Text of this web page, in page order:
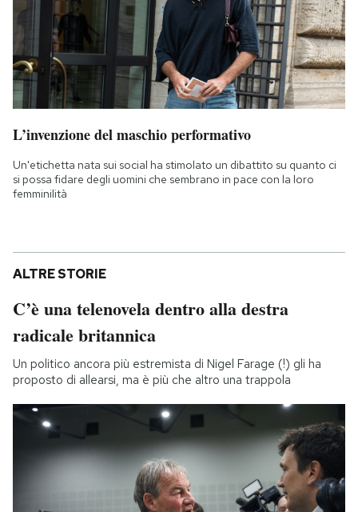
L’invenzione del maschio performativo
Un'etichetta nata sui social ha stimolato un dibattito su quanto ci
si possa fidare degli uomini che sembrano in pace con la loro
femminilità
ALTRE STORIE
C’è una telenovela dentro alla destra
radicale britannica
Un politico ancora più estremista di Nigel Farage (!) gli ha
proposto di allearsi, ma è più che altro una trappola